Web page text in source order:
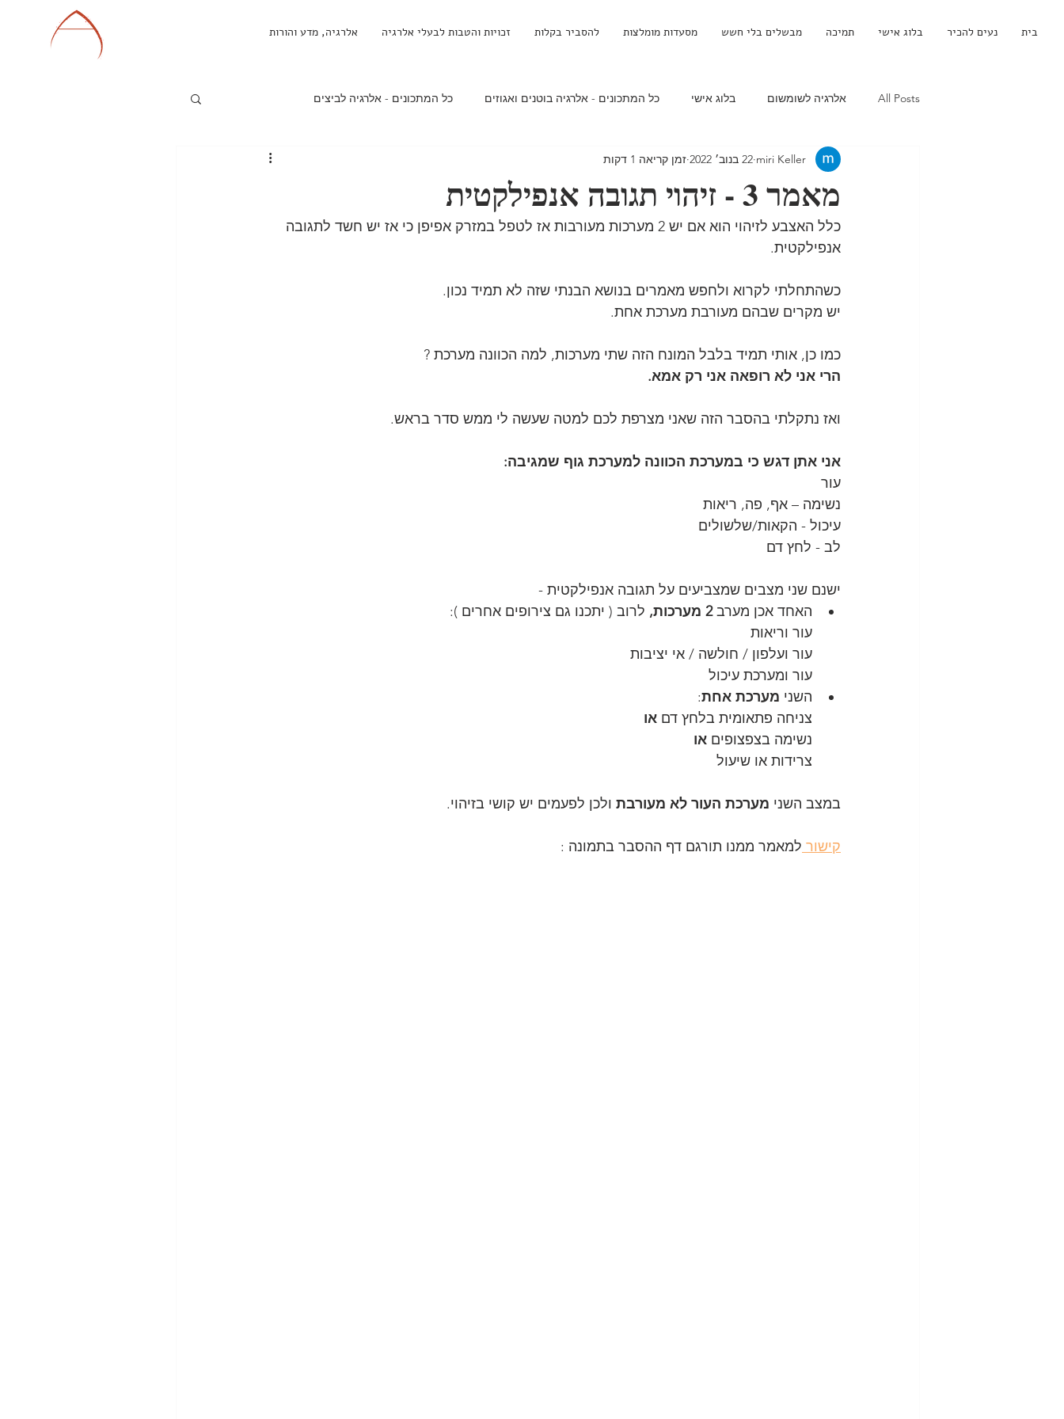
בית נעים להכיר בלוג אישי תמיכה מבשלים בלי חשש מסעדות מומלצות להסביר בקלות זכויות והטבות לבעלי אלרגיה אלרגיה, מדע והורות
All Posts אלרגיה לשומשום בלוג אישי כל המתכונים - אלרגיה בוטנים ואגוזים כל המתכונים - אלרגיה לביצים
כל המתכונים - אלרגיה לחלב כריכים - אלרגיה לחלב פיצה - אלרגיה לחלב
פנקייקים - אלרגיה לחלב פשטידות - אלרגיה לחלב קינוחים - אלרגיה לאגוזים ובוטנים קינוחים - אלרגיה לביצים
קינוחים - אלרגיה לחלב דה סנסטיזציה מהי אלרגיה מערכת החיסון סוגי אלרגיה
מניעת אלרגיה למזון בדיקת תגר הורות ואלרגיה מזרק אפיפן תגובה אנפילקטית
סנדרומים נלווים לאלרגיה
מאמר 3 - זיהוי תגובה אנפילקטית
miri Keller 22 בנוב׳ 2022 זמן קריאה 1 דקות
כלל האצבע לזיהוי הוא אם יש 2 מערכות מעורבות אז לטפל במזרק אפיפן כי אז יש חשד לתגובה
אנפילקטית.
כשהתחלתי לקרוא ולחפש מאמרים בנושא הבנתי שזה לא תמיד נכון.
יש מקרים שבהם מעורבת מערכת אחת.
כמו כן, אותי תמיד בלבל המונח הזה שתי מערכות, למה הכוונה מערכת ?
הרי אני לא רופאה אני רק אמא.
ואז נתקלתי בהסבר הזה שאני מצרפת לכם למטה שעשה לי ממש סדר בראש.
אני אתן דגש כי במערכת הכוונה למערכת גוף שמגיבה:
עור
נשימה – אף, פה, ריאות
עיכול - הקאות/שלשולים
לב - לחץ דם
ישנם שני מצבים שמצביעים על תגובה אנפילקטית -
האחד אכן מערב 2 מערכות,
לרוב ( יתכנו גם צירופים אחרים ):
עור וריאות
עור ועלפון / חולשה / אי יציבות
עור ומערכת עיכול
השני מערכת אחת:
צניחה פתאומית בלחץ דם או
נשימה בצפצופים או
צרידות או שיעול
במצב השני מערכת העור לא מעורבת ולכן לפעמים יש קושי בזיהוי.
קישור למאמר ממנו תורגם דף ההסבר בתמונה :